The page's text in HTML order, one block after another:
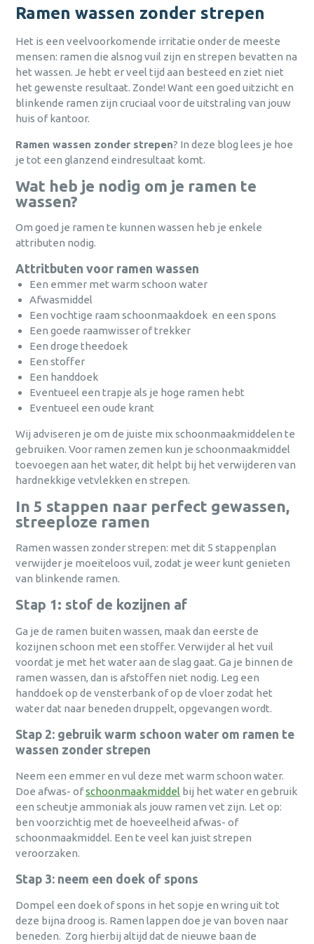
Ramen wassen zonder strepen
Het is een veelvoorkomende irritatie onder de meeste
mensen: ramen die alsnog vuil zijn en strepen bevatten na
het wassen. Je hebt er veel tijd aan besteed en ziet niet
het gewenste resultaat. Zonde! Want een goed uitzicht en
blinkende ramen zijn cruciaal voor de uitstraling van jouw
huis of kantoor.
Ramen wassen zonder strepen? In deze blog lees je hoe
je tot een glanzend eindresultaat komt.
Wat heb je nodig om je ramen te
wassen?
Om goed je ramen te kunnen wassen heb je enkele
attributen nodig.
Attritbuten voor ramen wassen
Een emmer met warm schoon water
Afwasmiddel
Een vochtige raam schoonmaakdoek en een spons
Een goede raamwisser of trekker
Een droge theedoek
Een stoffer
Een handdoek
Eventueel een trapje als je hoge ramen hebt
Eventueel een oude krant
Wij adviseren je om de juiste mix schoonmaakmiddelen te
gebruiken. Voor ramen zemen kun je schoonmaakmiddel
toevoegen aan het water, dit helpt bij het verwijderen van
hardnekkige vetvlekken en strepen.
In 5 stappen naar perfect gewassen,
streeploze ramen
Ramen wassen zonder strepen: met dit 5 stappenplan
verwijder je moeiteloos vuil, zodat je weer kunt genieten
van blinkende ramen.
Stap 1: stof de kozijnen af
Ga je de ramen buiten wassen, maak dan eerste de
kozijnen schoon met een stoffer. Verwijder al het vuil
voordat je met het water aan de slag gaat. Ga je binnen de
ramen wassen, dan is afstoffen niet nodig. Leg een
handdoek op de vensterbank of op de vloer zodat het
water dat naar beneden druppelt, opgevangen wordt.
Stap 2: gebruik warm schoon water om ramen te
wassen zonder strepen
Neem een emmer en vul deze met warm schoon water.
Doe afwas- ofschoonmaakmiddel bij het water en gebruik
een scheutje ammoniak als jouw ramen vet zijn. Let op:
ben voorzichtig met de hoeveelheid afwas- of
schoonmaakmiddel. Een te veel kan juist strepen
veroorzaken.
Stap 3: neem een doek of spons
Dompel een doek of spons in het sopje en wring uit tot
deze bijna droog is. Ramen lappen doe je van boven naar
beneden. Zorg hierbij altijd dat de nieuwe baan de
wachtwoord
vergeten?
nog geen
account?
registreer nu
persoonlijk advies afgestemd op
jouw behoeften?
Bel0475 475 422of mail
hallo@bena.nl
Aanmelden
Al een
account?
Inloggen
persoonlijk advies afgestemd op
jouw behoeften?
Bel0475 475 422of mail
hallo@bena.nl
sluiten
Persoonlijk advies afgestemd op jouw
Snelle levering, vaak binnen één dag.
Duurzaam en milieubewust ondernemen
centraal.
Jarenlange ervaring in
schoonmaakoplossingen.
Hulp nodig met het aanmaken van je account,
of gewoon persoonlijk advies afgestemd op
Bel0475 475 422 of mail hallo@bena.nl
annuleren
Versturen
Weet je je
inloggegevens
Inloggen
persoonlijk advies afgestemd op
jouw behoeften?
Bel0475 475 422of mail
hallo@bena.nl
sluiten